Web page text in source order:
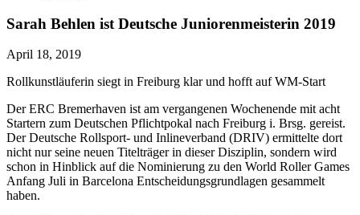
Sarah Behlen ist Deutsche Juniorenmeisterin 2019
April 18, 2019
Rollkunstläuferin siegt in Freiburg klar und hofft auf WM-Start
Der ERC Bremerhaven ist am vergangenen Wochenende mit acht
Startern zum Deutschen Pflichtpokal nach Freiburg i. Brsg. gereist.
Der Deutsche Rollsport- und Inlineverband (DRIV) ermittelte dort
nicht nur seine neuen Titelträger in dieser Disziplin, sondern wird
schon in Hinblick auf die Nominierung zu den World Roller Games
Anfang Juli in Barcelona Entscheidungsgrundlagen gesammelt
haben.